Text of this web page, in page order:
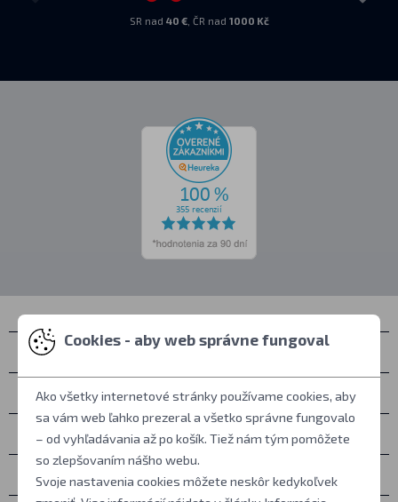
SR nad 40 €, ČR nad 1000 Kč
Kontakty
Zastihnete nás
Všetko o nákupe
Ďalšie informácie
Cookies - aby web správne fungoval
Ako všetky internetové stránky používame cookies, aby
sa vám web ľahko prezeral a všetko správne fungovalo
– od vyhľadávania až po košík. Tiež nám tým pomôžete
so zlepšovaním nášho webu.
Svoje nastavenia cookies môžete neskôr kedykoľvek